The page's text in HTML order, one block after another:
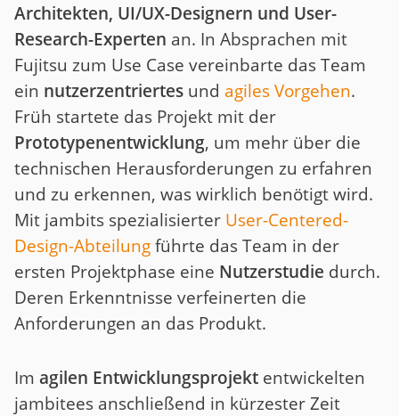
Architekten, UI/UX-Designern und User-
Research-Experten an. In Absprachen mit
Fujitsu zum Use Case vereinbarte das Team
ein nutzerzentriertes und agiles Vorgehen.
Früh startete das Projekt mit der
Prototypenentwicklung, um mehr über die
technischen Herausforderungen zu erfahren
und zu erkennen, was wirklich benötigt wird.
Mit jambits spezialisierter User-Centered-
Design-Abteilungführte das Team in der
ersten Projektphase eine Nutzerstudie durch.
Deren Erkenntnisse verfeinerten die
Anforderungen an das Produkt.
Im agilen Entwicklungsprojekt entwickelten
jambitees anschließend in kürzester Zeit